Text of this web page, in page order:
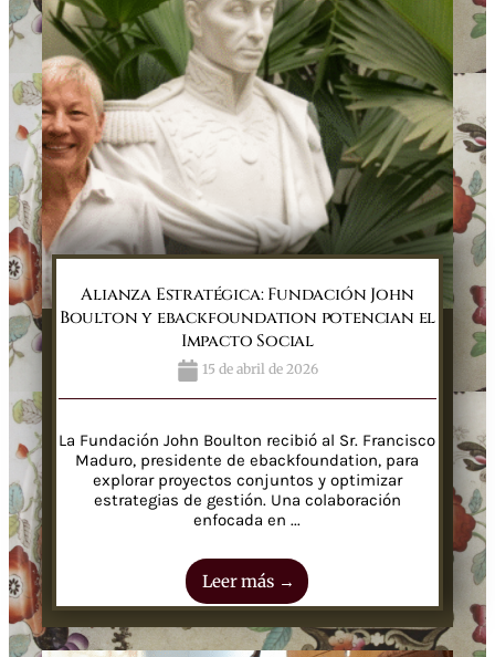
Alianza Estratégica: Fundación John
Boulton y ebackfoundation potencian el
Impacto Social
15 de abril de 2026
La Fundación John Boulton recibió al Sr. Francisco
Maduro, presidente de ebackfoundation, para
explorar proyectos conjuntos y optimizar
estrategias de gestión. Una colaboración
enfocada en ...
Leer más →